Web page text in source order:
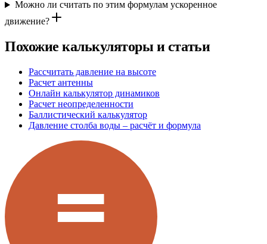
Можно ли считать по этим формулам ускоренное
движение?
Похожие калькуляторы и статьи
Рассчитать давление на высоте
Расчет антенны
Онлайн калькулятор динамиков
Расчет неопределенности
Баллистический калькулятор
Давление столба воды – расчёт и формула